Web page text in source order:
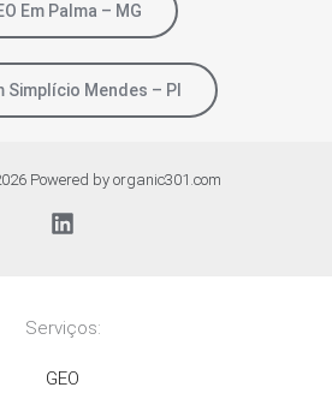
Em Palma – MG
Simplício Mendes – PI
Powered by organic301.com
Serviços:
GEO